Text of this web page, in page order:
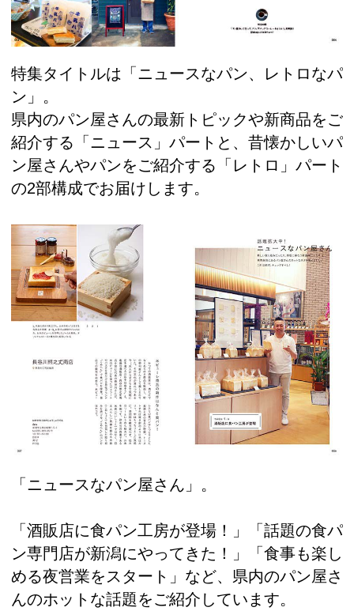
特集タイトルは「ニュースなパン、レトロなパ
ン」。
県内のパン屋さんの最新トピックや新商品をご
紹介する「ニュース」パートと、昔懐かしいパ
ン屋さんやパンをご紹介する「レトロ」パート
の2部構成でお届けします。
「ニュースなパン屋さん」。
「酒販店に食パン工房が登場！」「話題の食パ
ン専門店が新潟にやってきた！」「食事も楽し
める夜営業をスタート」など、県内のパン屋さ
んのホットな話題をご紹介しています。